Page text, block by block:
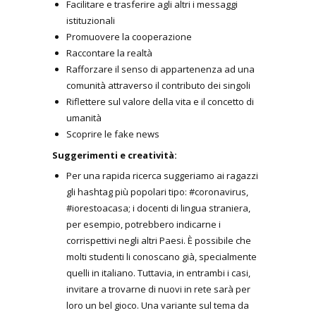
Facilitare e trasferire agli altri i messaggi
istituzionali
Promuovere la cooperazione
Raccontare la realtà
Rafforzare il senso di appartenenza ad una
comunità attraverso il contributo dei singoli
Riflettere sul valore della vita e il concetto di
umanità
Scoprire le fake news
Suggerimenti e creatività:
Per una rapida ricerca suggeriamo ai ragazzi
gli hashtag più popolari tipo: #coronavirus,
#iorestoacasa; i docenti di lingua straniera,
per esempio, potrebbero indicarne i
corrispettivi negli altri Paesi. È possibile che
molti studenti li conoscano già, specialmente
quelli in italiano. Tuttavia, in entrambi i casi,
invitare a trovarne di nuovi in rete sarà per
loro un bel gioco. Una variante sul tema da